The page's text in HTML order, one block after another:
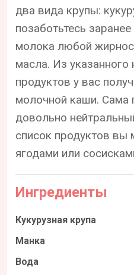
два вида крупы:
позаботьтесь
молока любой
масла. Из указанного
продуктов у вас
молочной каши. Сама
довольно
список продуктов вы
ягодами или
Ингредиенты
Кукурузная крупа
Манка
Вода